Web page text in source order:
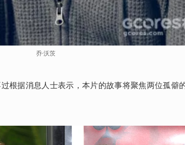
乔·沃茨
根据消息人士表示，本片的故事将聚焦两位孤僻